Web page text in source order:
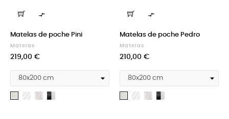

Matelas de poche Pini
Matelas
Prix
219,00 €
Aloevera
Medicott
Silk Cashmere

Matelas de poche Pedro
Matelas
Prix
210,00 €
Aloevera
Medicott
Silk Cashmere